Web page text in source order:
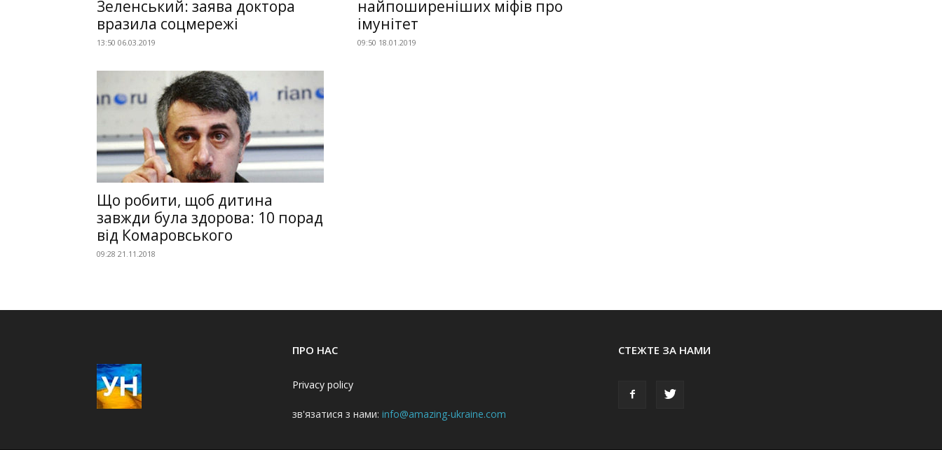
Зеленський: заява доктора
вразила соцмережі
13:50 06.03.2019
найпоширеніших міфів про
імунітет
09:50 18.01.2019
Що робити, щоб дитина
завжди була здорова: 10 порад
від Комаровського
09:28 21.11.2018
ПРО НАС
Privacy policy
зв'язатися з нами: info@amazing-ukraine.com
СТЕЖТЕ ЗА НАМИ